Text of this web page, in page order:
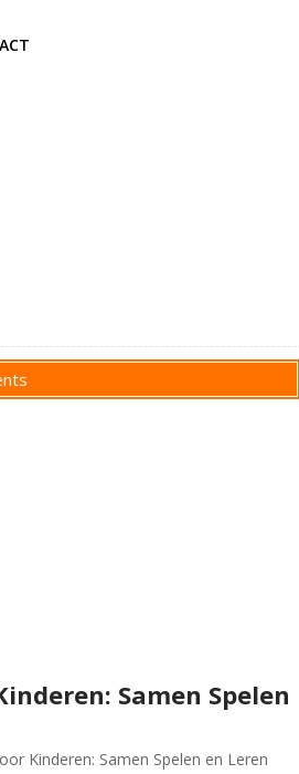
Samen Spelen
Kinderen: Samen Spelen en Leren